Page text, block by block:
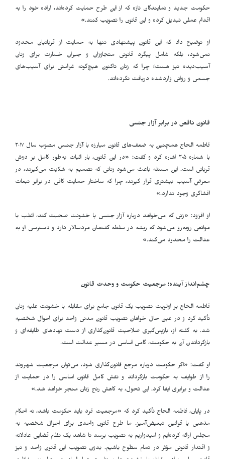
حکومت جدید و نمایندگان تازه که از این طرح حمایت کرده‌اند، اراده خود را به
اقدام عملی تبدیل کرده و این قانون را تصویب کنند.»
او توضیح داد که این قانون پیشنهادی تنها به حمایت از قربانیان محدود
نمی‌شود، بلکه شامل پیگرد قانونی متجاوزان و جبران خسارت برای زنان
آسیب‌دیده نیز هست؛ چرا که زنان تاکنون هیچ‌گونه غرامتی برای آسیب‌های
جسمی و روانی واردشده دریافت نکرده‌اند.
قانون ناقص در برابر آزار جنسی
فاطمه الحاج همچنین به ضعف‌های قانون مبارزه با آزار جنسی مصوب سال ۲۰۱۷
با شماره ۲۰۵ اشاره کرد و گفت: «در این قانون، بار اثبات به‌طور کامل بر دوش
قربانی است. این مسئله باعث می‌شود زنانی که تصمیم به شکایت می‌گیرند، در
معرض آسیب بیشتری قرار گیرند، چرا که ساختار حمایت کافی در برابر تبعات
افشاگری وجود ندارد.»
او افزود: «زنی که می‌خواهد درباره آزار جنسی یا خشونت صحبت کند، اغلب با
موانعی روبه‌رو می‌شود که ریشه در سلطه گفتمان مردسالار دارد و دسترسی او به
عدالت را محدود می‌کند.»
چشم‌انداز آینده؛ مرجعیت حکومت و وحدت قانون
فاطمه الحاج بر اولویت تصویب یک قانون جامع برای مقابله با خشونت علیه زنان
تأکید کرد و در عین حال خواهان تصویب قانون مدنی واحد برای احوال شخصیه
شد. به گفته او، بازپس‌گیری صلاحیت قانون‌گذاری از دست نهادهای طایفه‌ای و
بازگرداندن آن به حکومت، گامی اساسی در مسیر عدالت است.
او گفت: «اگر حکومت دوباره مرجع قانون‌گذاری شود، می‌توان مرجعیت شهروند
را از طوایف به حکومت بازگرداند و نقش کامل قانون اساسی را در حمایت از
عدالت و برابری ایفا کرد. این تحول، به کاهش رنج زنان منجر خواهد شد.»
در پایان، فاطمه الحاج تأکید کرد که «مرجعیت فرد باید حکومت باشد، نه احکام
مذهبی یا قوانین تبعیض‌آمیز. ما طرح قانون واحدی برای احوال شخصیه به
مجلس ارائه کرده‌ایم و امیدواریم به تصویب برسد تا شاهد یک نظام قضایی عادلانه
و اقتدار قانونی مؤثر در تمام سطوح باشیم. بدون تصویب این قانون واحد و نیز